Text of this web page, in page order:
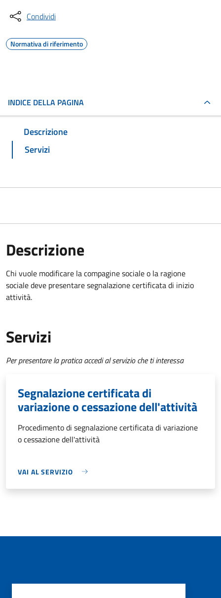
Condividi
Normativa di riferimento
INDICE DELLA PAGINA
Descrizione
Servizi
Descrizione
Chi vuole modificare la compagine sociale o la ragione
sociale deve presentaresegnalazione certificata di inizio
attività.
Servizi
Per presentare la pratica accedi al servizio che ti interessa
Segnalazione certificata di
variazione o cessazione dell'attività
Procedimento di segnalazione certificata di variazione
o cessazione dell'attività
VAI AL SERVIZIO